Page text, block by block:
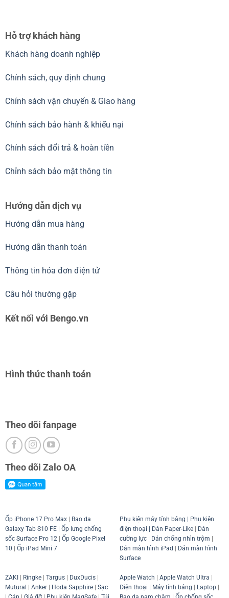
Hỗ trợ khách hàng
Khách hàng doanh nghiệp
Chính sách, quy định chung
Chính sách vận chuyển & Giao hàng
Chính sách bảo hành & khiếu nại
Chính sách đổi trả & hoàn tiền
Chỉnh sách bảo mật thông tin
Hướng dẫn dịch vụ
Hướng dẫn mua hàng
Hướng dẫn thanh toán
Thông tin hóa đơn điện tử
Câu hỏi thường gặp
Kết nối với Bengo.vn
Hình thức thanh toán
Theo dõi fanpage
Theo dõi Zalo OA
Ốp iPhone 17 Pro Max| Bao da
Galaxy Tab S10 FE| Ốp lưng chống
sốc Surface Pro 12 | Ốp Google Pixel
10 | Ốp iPad Mini 7
Phụ kiện máy tính bảng | Phụ kiện
điện thoại | Dán Paper-Like| Dán
cường lực| Dán chống nhìn trộm |
Dán màn hình iPad | Dán màn hình
Surface
ZAKI Ringke| Targus| DuxDucis|
Mutural
Anker| Hoda Sapphire| Sạc
Apple Watch Apple Watch Ultra
Điện thoại
Máy tính bảng Laptop|